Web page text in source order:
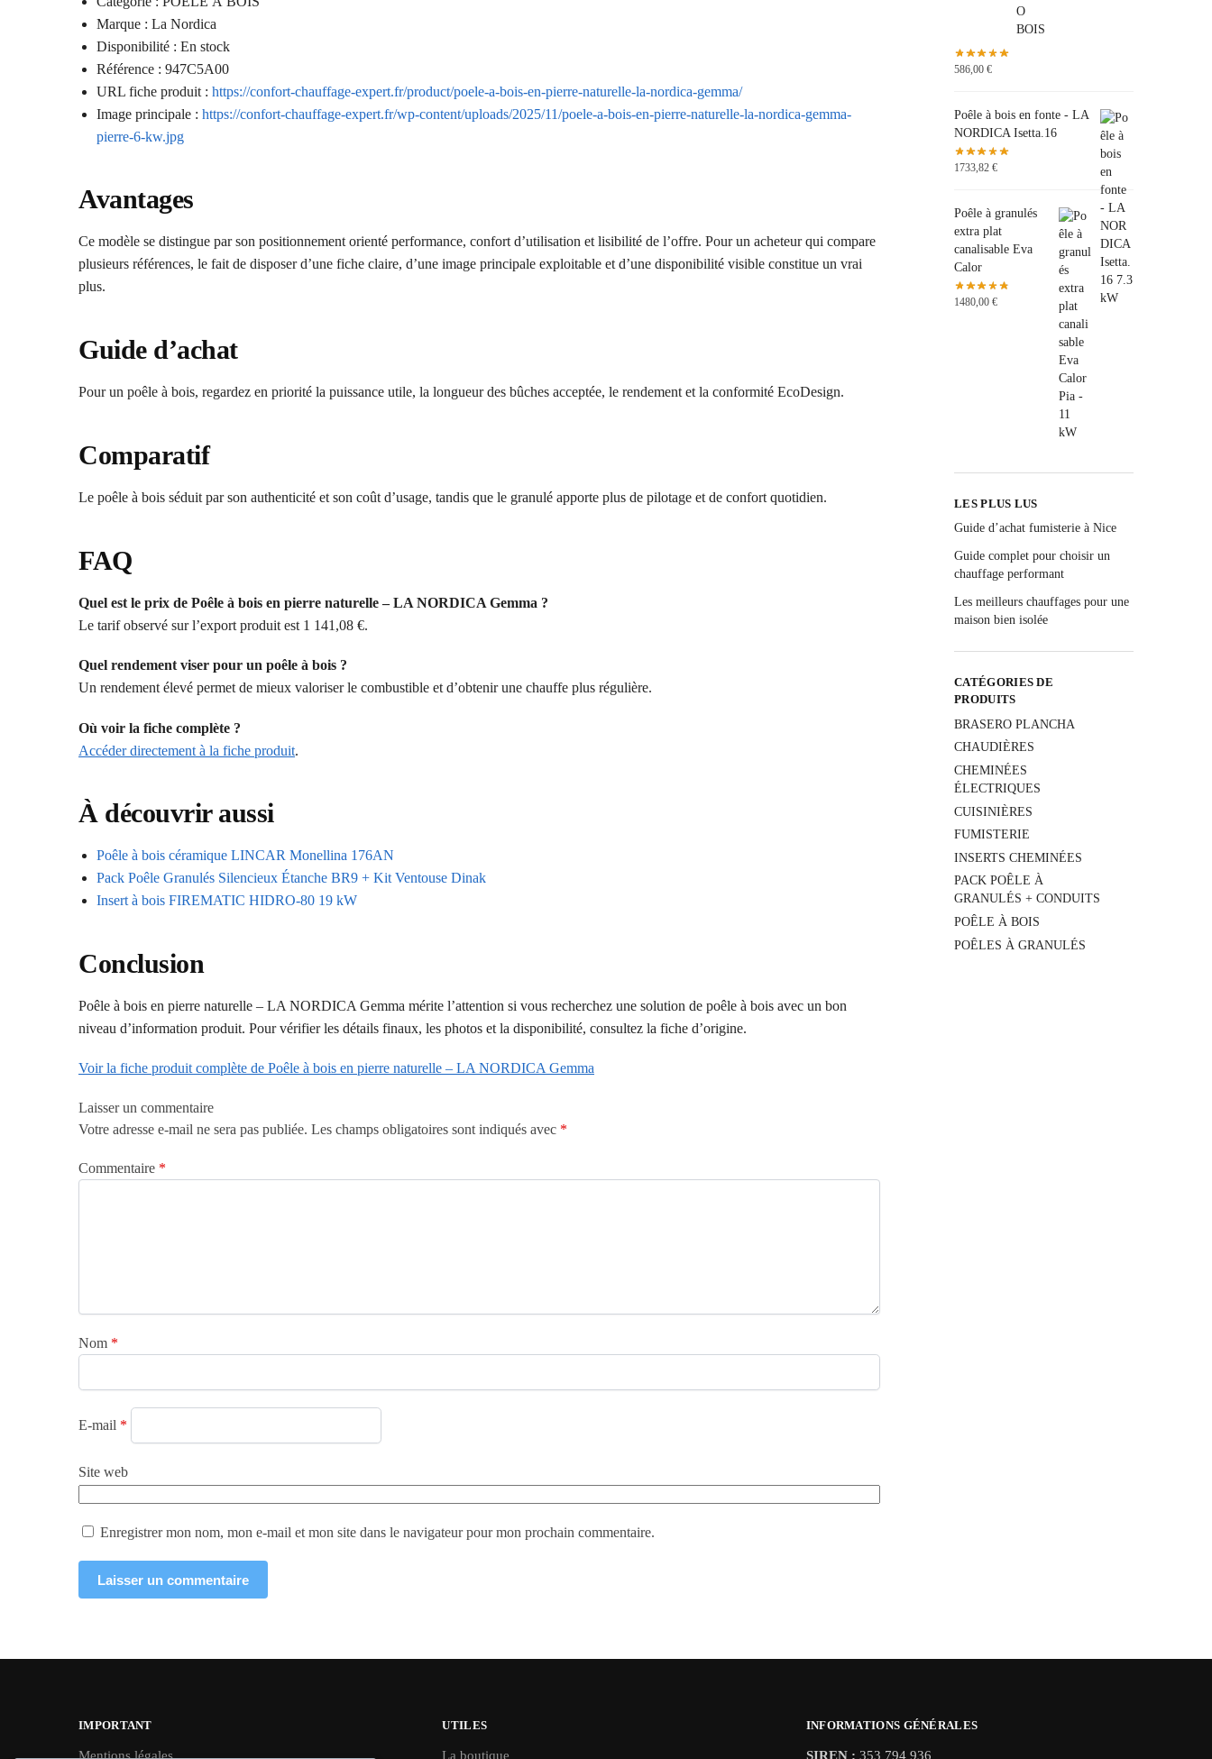
Marque : La Nordica
Disponibilité : En stock
Référence : 947C5A00
URL fiche produit : https://confort-chauffage-expert.fr/product/poele-a-bois-en-pierre-naturelle-la-nordica-gemma/
Image principale : https://confort-chauffage-expert.fr/wp-content/uploads/2025/11/poele-a-bois-en-pierre-naturelle-la-nordica-gemma-
pierre-6-kw.jpg
Avantages
Ce modèle se distingue par son positionnement orienté performance, confort d’utilisation et lisibilité de l’offre. Pour un acheteur qui compare
plusieurs références, le fait de disposer d’une fiche claire, d’une image principale exploitable et d’une disponibilité visible constitue un vrai
plus.
Guide d’achat
Pour un poêle à bois, regardez en priorité la puissance utile, la longueur des bûches acceptée, le rendement et la conformité EcoDesign.
Comparatif
Le poêle à bois séduit par son authenticité et son coût d’usage, tandis que le granulé apporte plus de pilotage et de confort quotidien.
FAQ
Quel est le prix de Poêle à bois en pierre naturelle – LA NORDICA Gemma ?
Le tarif observé sur l’export produit est 1 141,08 €.
Quel rendement viser pour un poêle à bois ?
Un rendement élevé permet de mieux valoriser le combustible et d’obtenir une chauffe plus régulière.
Où voir la fiche complète ?
Accéder directement à la fiche produit.
À découvrir aussi
Poêle à bois céramique LINCAR Monellina 176AN
Pack Poêle Granulés Silencieux Étanche BR9 + Kit Ventouse Dinak
Insert à bois FIREMATIC HIDRO-80 19 kW
Conclusion
Poêle à bois en pierre naturelle – LA NORDICA Gemma mérite l’attention si vous recherchez une solution de poêle à bois avec un bon
niveau d’information produit. Pour vérifier les détails finaux, les photos et la disponibilité, consultez la fiche d’origine.
Voir la fiche produit complète de Poêle à bois en pierre naturelle – LA NORDICA Gemma
Laisser un commentaire
Votre adresse e-mail ne sera pas publiée. Les champs obligatoires sont indiqués avec *
Commentaire *
Nom *
E-mail *
Site web
Enregistrer mon nom, mon e-mail et mon site dans le navigateur pour mon prochain commentaire.
586,00€
Poêle à bois en fonte - LA
NORDICA Isetta.16
1733,82€
Poêle à granulés
extra plat
canalisable Eva
Calor
1480,00€
LES PLUS LUS
Guide d’achat fumisterie à Nice
Guide complet pour choisir un
chauffage performant
Les meilleurs chauffages pour une
maison bien isolée
CATÉGORIES DE
PRODUITS
BRASERO PLANCHA
CHAUDIÈRES
CHEMINÉES
ÉLECTRIQUES
CUISINIÈRES
FUMISTERIE
INSERTS CHEMINÉES
PACK POÊLE À
GRANULÉS + CONDUITS
POÊLE À BOIS
POÊLES À GRANULÉS
IMPORTANT
Mentions légales
UTILES
La boutique
INFORMATIONS GÉNÉRALES
SIREN : 353 794 936